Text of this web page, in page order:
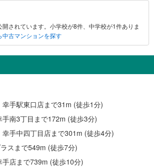
されています。小学校が8件、中学校が1件ありま
中古マンションを探す
手駅東口店まで31m (徒歩1分)
手南3丁目まで172m (徒歩3分)
幸手中四丁目店まで301m (徒歩4分)
スまで549m (徒歩7分)
手店まで739m (徒歩10分)